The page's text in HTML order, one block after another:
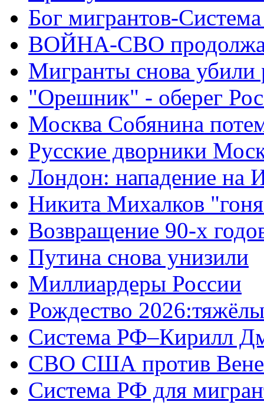
Бог мигрантов-
ВОЙНА-СВО
Мигранты снова убили
"Орешник" - оберег
Москва Собянина
Русские дворники
Лондон: нападение на
Никита Михалков
Возвращение 90-х
Путина снова унизили
Миллиардеры России
Рождество
Система РФ–Кирилл
СВО США против
Система РФ для